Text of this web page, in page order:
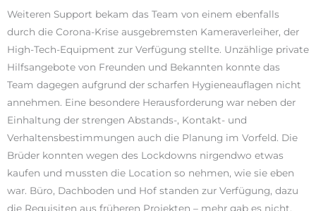
Weiteren Support bekam das Team von einem ebenfalls
durch die Corona-Krise ausgebremsten Kameraverleiher, der
High-Tech-Equipment zur Verfügung stellte. Unzählige private
Hilfsangebote von Freunden und Bekannten konnte das
Team dagegen aufgrund der scharfen Hygieneauflagen nicht
annehmen. Eine besondere Herausforderung war neben der
Einhaltung der strengen Abstands-, Kontakt- und
Verhaltensbestimmungen auch die Planung im Vorfeld. Die
Brüder konnten wegen des Lockdowns nirgendwo etwas
kaufen und mussten die Location so nehmen, wie sie eben
war. Büro, Dachboden und Hof standen zur Verfügung, dazu
die Requisiten aus früheren Projekten – mehr gab es nicht.